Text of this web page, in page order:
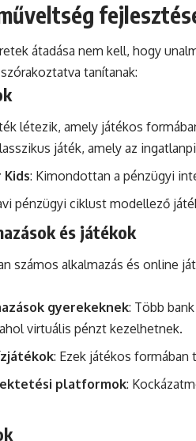
átadása nem kell, hogy
tanítanak:
létezik, amely játékos
játék, amely az
: Kimondottan a pénzügyi
pénzügyi ciklust modellező
és játékok
számos alkalmazás és online
gyerekeknek: Több
virtuális pénzt kezelhetnek.
: Ezek játékos
platformok: